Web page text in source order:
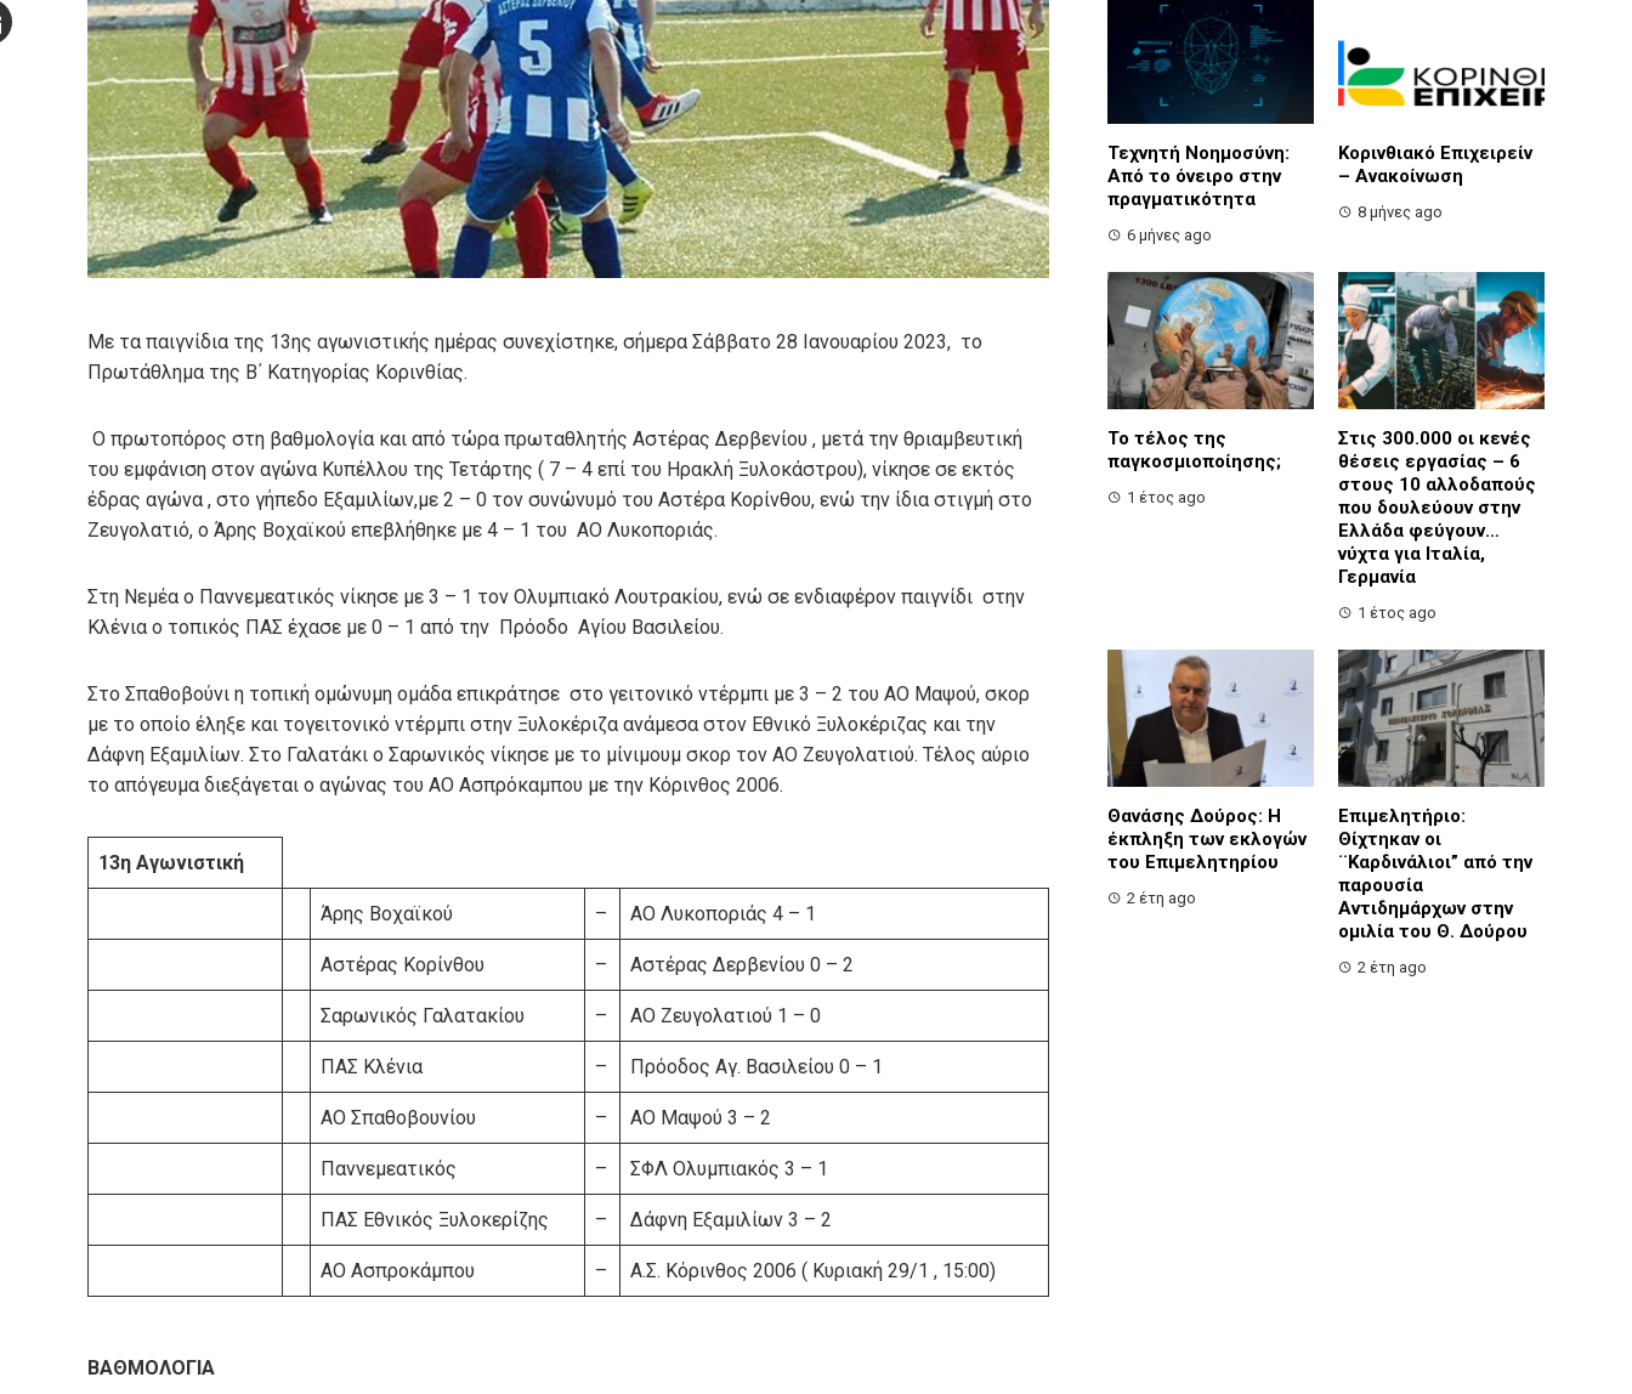
Με τα παιγνίδια της 13ης αγωνιστικής ημέρας συνεχίστηκε, σήμερα Σάββατο 28 Ιανουαρίου 2023, το
Πρωτάθλημα της Β΄ Κατηγορίας Κορινθίας.
Ο πρωτοπόρος στη βαθμολογία και από τώρα πρωταθλητής Αστέρας Δερβενίου , μετά την θριαμβευτική
του εμφάνιση στον αγώνα Κυπέλλου της Τετάρτης ( 7 – 4 επί του Ηρακλή Ξυλοκάστρου), νίκησε σε εκτός
έδρας αγώνα , στο γήπεδο Εξαμιλίων,με 2 – 0 τον συνώνυμό του Αστέρα Κορίνθου, ενώ την ίδια στιγμή στο
Ζευγολατιό, ο Άρης Βοχαϊκού επεβλήθηκε με 4 – 1 του ΑΟ Λυκοποριάς.
Στη Νεμέα ο Παννεμεατικός νίκησε με 3 – 1 τον Ολυμπιακό Λουτρακίου, ενώ σε ενδιαφέρον παιγνίδι στην
Κλένια ο τοπικός ΠΑΣ έχασε με 0 – 1 από την Πρόοδο Αγίου Βασιλείου.
Στο Σπαθοβούνι η τοπική ομώνυμη ομάδα επικράτησε στο γειτονικό ντέρμπι με 3 – 2 του ΑΟ Μαψού, σκορ
με το οποίο έληξε και τογειτονικό ντέρμπι στην Ξυλοκέριζα ανάμεσα στον Εθνικό Ξυλοκέριζας και την
Δάφνη Εξαμιλίων. Στο Γαλατάκι ο Σαρωνικός νίκησε με το μίνιμουμ σκορ τον ΑΟ Ζευγολατιού. Τέλος αύριο
το απόγευμα διεξάγεται ο αγώνας του ΑΟ Ασπρόκαμπου με την Κόρινθος 2006.
13η Αγωνιστική
Άρης Βοχαϊκού – ΑΟ Λυκοποριάς 4 – 1
Αστέρας Κορίνθου – Αστέρας Δερβενίου 0 – 2
Σαρωνικός Γαλατακίου – ΑΟ Zευγολατιού 1 – 0
ΠΑΣ Κλένια – Πρόοδος Αγ. Βασιλείου 0 – 1
ΑΟ Σπαθοβουνίου – ΑΟ Μαψού 3 – 2
Παννεμεατικός – ΣΦΛ Ολυμπιακός 3 – 1
ΠΑΣ Εθνικός Ξυλοκερίζης – Δάφνη Εξαμιλίων 3 – 2
ΑΟ Ασπροκάμπου – Α.Σ. Κόρινθος 2006 ( Κυριακή 29/1 , 15:00)
ΒΑΘΜΟΛΟΓΙΑ
Τεχνητή Νοημοσύνη:
Από το όνειρο στην
πραγματικότητα
6 μήνες ago
Κορινθιακό Επιχειρείν
– Ανακοίνωση
8 μήνες ago
Το τέλος της
παγκοσμιοποίησης;
1 έτος ago
Στις 300.000 οι κενές
θέσεις εργασίας – 6
στους 10 αλλοδαπούς
που δουλεύουν στην
Ελλάδα φεύγουν…
νύχτα για Ιταλία,
Γερμανία
1 έτος ago
Θανάσης Δούρος: Η
έκπληξη των εκλογών
του Επιμελητηρίου
2 έτη ago
Επιμελητήριο:
Θίχτηκαν οι
¨Καρδινάλιοι” από την
παρουσία
Αντιδημάρχων στην
ομιλία του Θ. Δούρου
2 έτη ago